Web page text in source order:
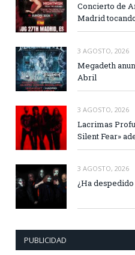
Concierto de
Madrid
3 AGOSTO, 2026
Megadeth
Abril
3 AGOSTO, 2026
Lacrimas
Silent Fear»
3 AGOSTO, 2026
¿Ha
PUBLICIDAD